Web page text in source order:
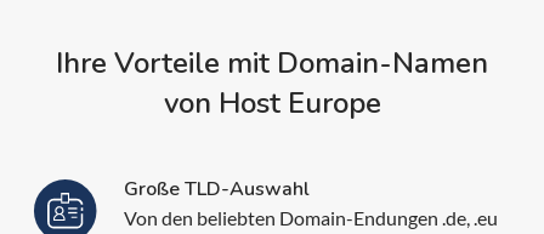
Ihre Vorteile mit Domain-Namen
von Host Europe
Große TLD-Auswahl
Von den beliebten Domain-Endungen .de, .eu